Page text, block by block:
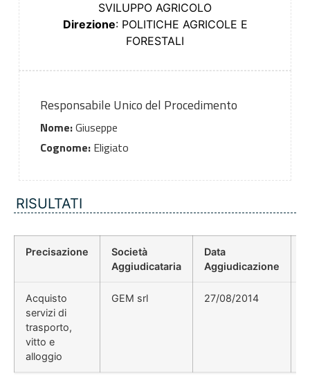
SVILUPPO AGRICOLO
Direzione: POLITICHE AGRICOLE E
FORESTALI
Responsabile Unico del Procedimento
Nome:Giuseppe
Cognome:Eligiato
RISULTATI
Precisazione
Società
Aggiudicataria
Data
Aggiudicazione
Acquisto
servizi di
trasporto,
vitto e
alloggio
GEM srl 27/08/2014